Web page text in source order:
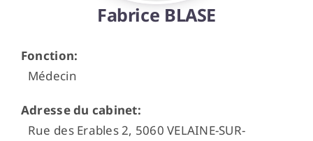
Fabrice BLASE
Fonction:
Médecin
Adresse du cabinet:
Rue des Erables 2, 5060 VELAINE-SUR-